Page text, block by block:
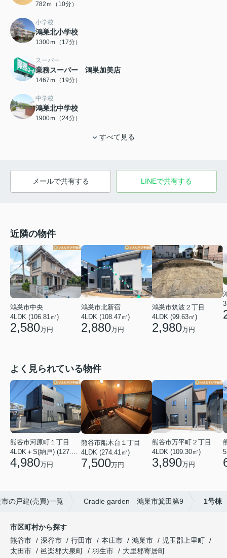
782ｍ（10分）
小学校
鴻巣北小学校
1300ｍ（17分）
スーパー
業務スーパー 鴻巣加美店
1467ｍ（19分）
中学校
鴻巣北中学校
1900ｍ（24分）
すべて見る
メールで共有する LINEで共有する
近隣の物件
鴻巣市中央
4LDK (106.81㎡)
2,580万円
鴻巣市北新宿
4LDK (108.47㎡)
2,880万円
鴻巣市筑波２丁目
4LDK (99.63㎡)
2,980万円
よく見られている物件
熊谷市河原町１丁目
4LDK＋S(納戸) (127.30㎡)
4,980万円
熊谷市船木台１丁目
4LDK (274.41㎡)
7,500万円
熊谷市万平町２丁目
4LDK (109.30㎡)
3,890万円
市の戸建(売買)一覧 Cradle garden 鴻巣市箕田第9 1号棟
市区町村から探す
熊谷市
深谷市 行田市 本庄市 鴻巣市
児玉郡上里町
太田市
邑楽郡大泉町 羽生市
大里郡寄居町